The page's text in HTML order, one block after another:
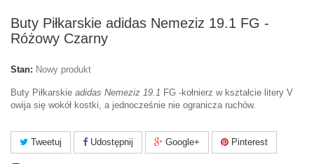
Buty Piłkarskie adidas Nemeziz 19.1 FG -
Różowy Czarny
Stan: Nowy produkt
Buty Piłkarskie adidas Nemeziz 19.1 FG -kołnierz w kształcie litery V
owija się wokół kostki, a jednocześnie nie ogranicza ruchów.
Tweetuj Udostępnij Google+ Pinterest